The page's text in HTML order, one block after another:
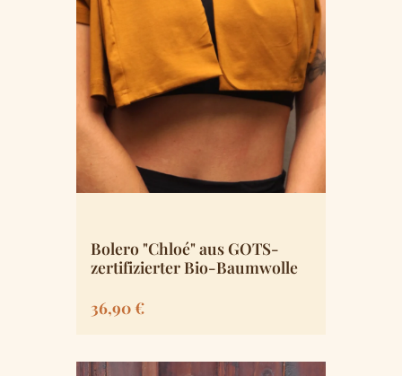
Bolero "Chloé" aus GOTS-
zertifizierter Bio-Baumwolle
Regulärer Preis:
36,90 €